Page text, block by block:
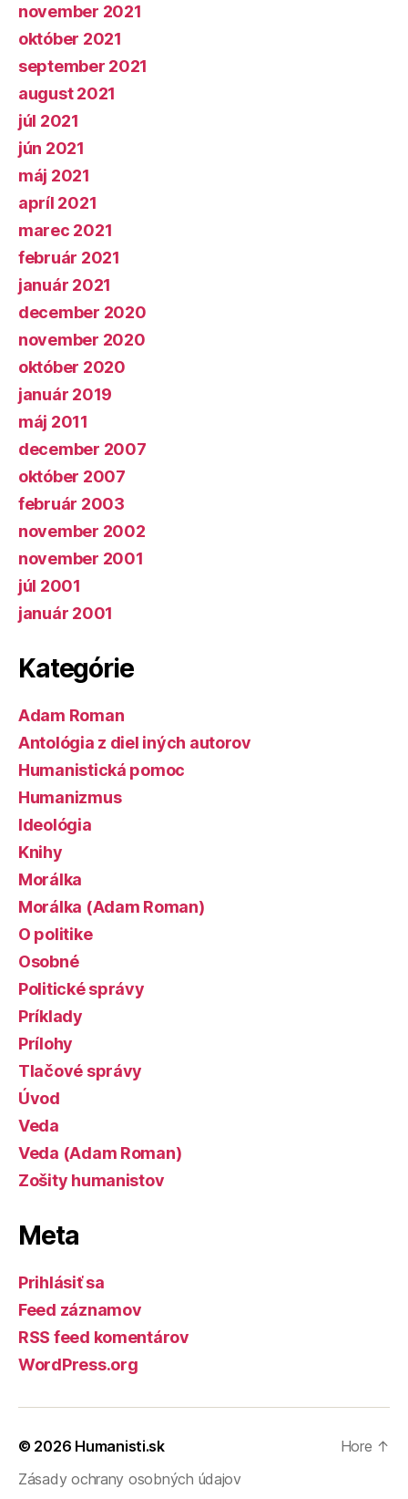
november 2021
október 2021
september 2021
august 2021
júl 2021
jún 2021
máj 2021
apríl 2021
marec 2021
február 2021
január 2021
december 2020
november 2020
október 2020
január 2019
máj 2011
december 2007
október 2007
február 2003
november 2002
november 2001
júl 2001
január 2001
Kategórie
Adam Roman
Antológia z diel iných autorov
Humanistická pomoc
Humanizmus
Ideológia
Knihy
Morálka
Morálka (Adam Roman)
O politike
Osobné
Politické správy
Príklady
Prílohy
Tlačové správy
Úvod
Veda
Veda (Adam Roman)
Zošity humanistov
Meta
Prihlásiť sa
Feed záznamov
RSS feed komentárov
WordPress.org
© 2026 Humanisti.sk
Zásady ochrany osobných údajov
Hore ↑